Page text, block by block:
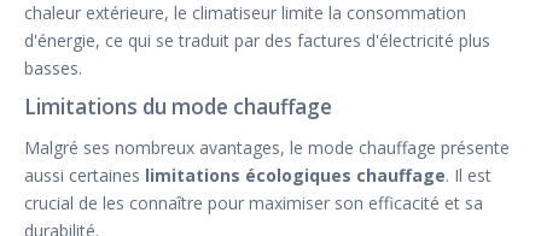
chaleur extérieure, le climatiseur limite la consommation
d'énergie, ce qui se traduit par des factures d'électricité plus
basses.
Limitations du mode chauffage
Malgré ses nombreux avantages, le mode chauffage présente
aussi certaines limitations écologiques chauffage. Il est
crucial de les connaître pour maximiser son efficacité et sa
durabilité.